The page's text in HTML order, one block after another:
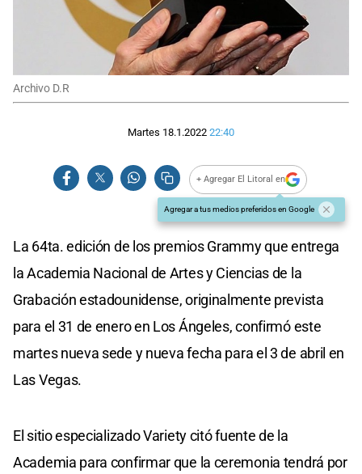
Archivo D.R
Martes 18.1.2022 22:40
+ Agregar El Litoral en
Agregar a tus medios preferidos en Google
La 64ta. edición de los premios Grammy que entrega
la Academia Nacional de Artes y Ciencias de la
Grabación estadounidense, originalmente prevista
para el 31 de enero en Los Ángeles, confirmó este
martes nueva sede y nueva fecha para el 3 de abril en
Las Vegas.
El sitio especializado Variety citó fuente de la
Academia para confirmar que la ceremonia tendrá por